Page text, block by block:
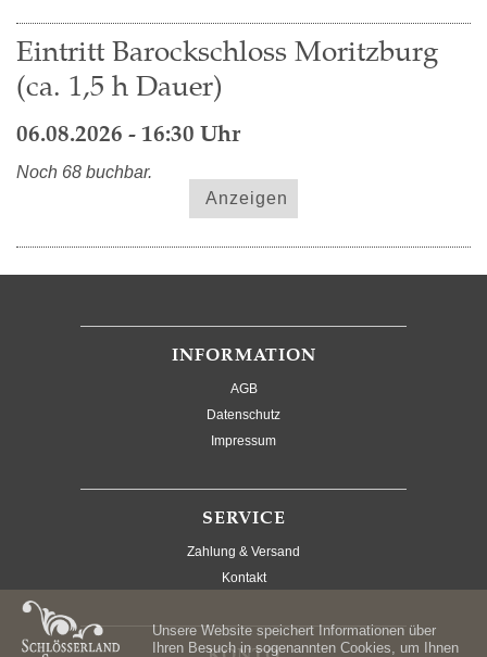
Eintritt Barockschloss Moritzburg
(ca. 1,5 h Dauer)
06.08.2026 - 16:30 Uhr
Noch 68 buchbar.
Anzeigen
INFORMATION
AGB
Datenschutz
Impressum
SERVICE
Zahlung & Versand
Kontakt
Unsere Website speichert Informationen über
Ihren Besuch in sogenannten Cookies, um Ihnen